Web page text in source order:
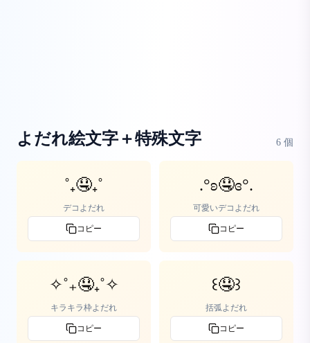
よだれ絵文字＋特殊文字 6 個
˚₊🤤₊˚
デコよだれ
コピー
.°ʚ🤤ɞ°.
可愛いデコよだれ
コピー
✧˚₊🤤₊˚✧
キラキラ枠よだれ
コピー
꒰🤤꒱
括弧よだれ
コピー